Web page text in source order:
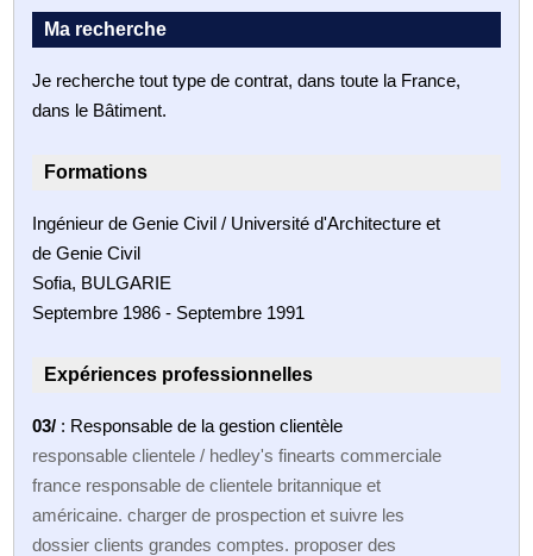
Ma recherche
Je recherche tout type de contrat, dans toute la France,
dans le Bâtiment.
Formations
Ingénieur de Genie Civil / Université d'Architecture et
de Genie Civil
Sofia, BULGARIE
Septembre 1986 - Septembre 1991
Expériences professionnelles
03/ : Responsable de la gestion clientèle
responsable clientele / hedley's finearts commerciale
france responsable de clientele britannique et
américaine. charger de prospection et suivre les
dossier clients grandes comptes. proposer des